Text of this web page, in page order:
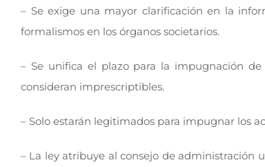
– Se exige una mayor clarificación en la
formalismos en los órganos societarios.
– Se unifica el plazo para la impugnación de
consideran imprescriptibles.
– Solo estarán legitimados para impugnar los
– La ley atribuye al consejo de administración